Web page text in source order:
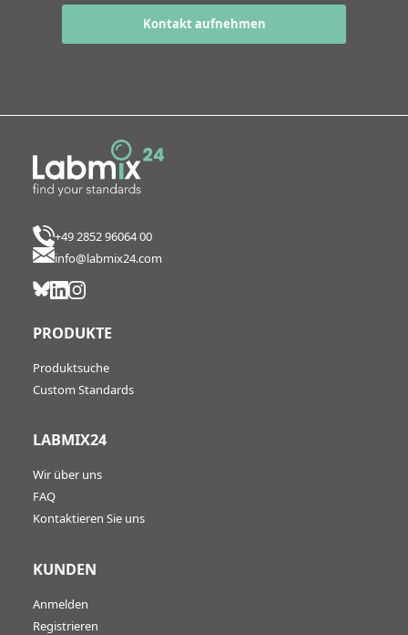
Kontakt aufnehmen
+49 2852 96064 00
info@labmix24.com
PRODUKTE
Produktsuche
Custom Standards
LABMIX24
Wir über uns
FAQ
Kontaktieren Sie uns
KUNDEN
Anmelden
Registrieren